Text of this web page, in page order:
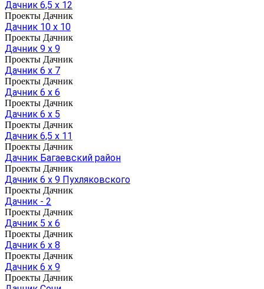
Дачник 6,5 х 12
Проекты Дачник
Дачник 10 х 10
Проекты Дачник
Дачник 9 х 9
Проекты Дачник
Дачник 6 х 7
Проекты Дачник
Дачник 6 х 6
Проекты Дачник
Дачник 6 х 5
Проекты Дачник
Дачник 6,5 х 11
Проекты Дачник
Дачник Багаевский район
Проекты Дачник
Дачник 6 х 9 Пухляковского
Проекты Дачник
Дачник - 2
Проекты Дачник
Дачник 5 х 6
Проекты Дачник
Дачник 6 х 8
Проекты Дачник
Дачник 6 х 9
Проекты Дачник